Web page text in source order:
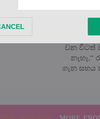
එක්ක
මොකද මේ
මමයි
සිටි
එක ගලවා
වන විටත්
ගැන සහය